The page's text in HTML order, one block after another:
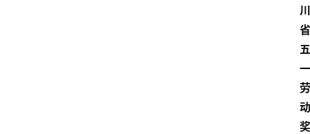
川
省
五
一
劳
动
奖